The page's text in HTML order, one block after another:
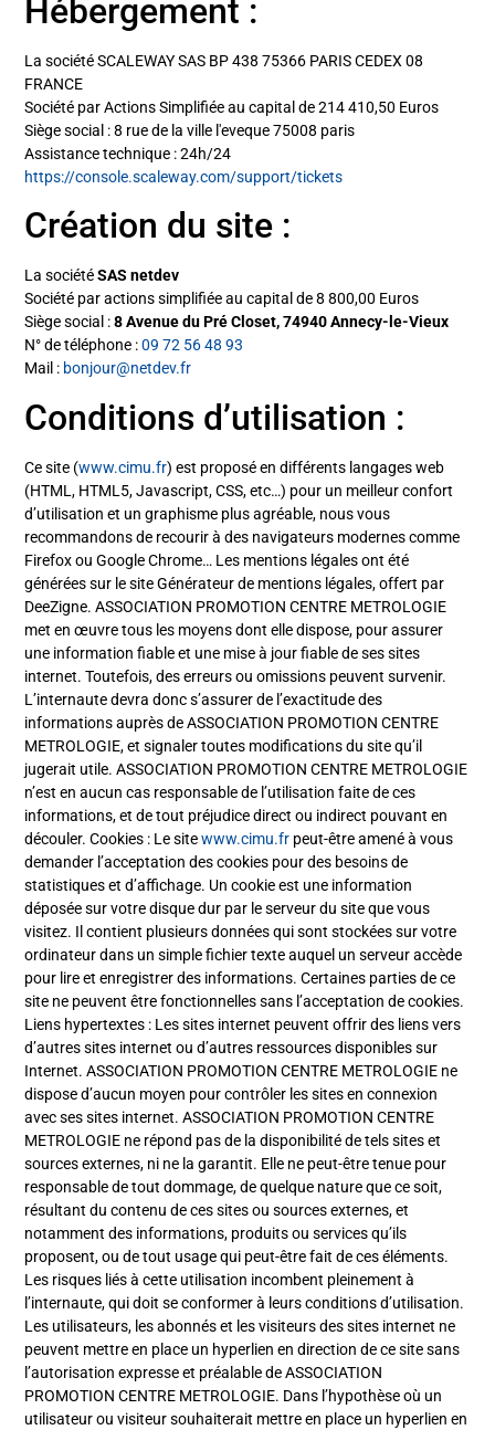
Hébergement :
La société SCALEWAY SAS BP 438 75366 PARIS CEDEX 08
FRANCE
Société par Actions Simplifiée au capital de 214 410,50 Euros
Siège social : 8 rue de la ville l'eveque 75008 paris
Assistance technique : 24h/24
https://console.scaleway.com/support/tickets
Création du site :
La sociétéSAS netdev
Société par actions simplifiée au capital de 8 800,00 Euros
Siège social :8 Avenue du Pré Closet, 74940 Annecy-le-Vieux
N° de téléphone :09 72 56 48 93
Mail : bonjour@netdev.fr
Conditions d’utilisation :
Ce site (www.cimu.fr) est proposé en différents langages web
(HTML, HTML5, Javascript, CSS, etc…) pour un meilleur confort
d’utilisation et un graphisme plus agréable, nous vous
recommandons de recourir à des navigateurs modernes comme
Firefox ou Google Chrome… Les mentions légales ont été
générées sur le site Générateur de mentions légales, offert par
DeeZigne. ASSOCIATION PROMOTION CENTRE METROLOGIE
met en œuvre tous les moyens dont elle dispose, pour assurer
une information fiable et une mise à jour fiable de ses sites
internet. Toutefois, des erreurs ou omissions peuvent survenir.
L’internaute devra donc s’assurer de l’exactitude des
informations auprès de ASSOCIATION PROMOTION CENTRE
METROLOGIE, et signaler toutes modifications du site qu’il
jugerait utile. ASSOCIATION PROMOTION CENTRE METROLOGIE
n’est en aucun cas responsable de l’utilisation faite de ces
informations, et de tout préjudice direct ou indirect pouvant en
découler. Cookies : Le sitewww.cimu.fr peut-être amené à vous
demander l’acceptation des cookies pour des besoins de
statistiques et d’affichage. Un cookie est une information
déposée sur votre disque dur par le serveur du site que vous
visitez. Il contient plusieurs données qui sont stockées sur votre
ordinateur dans un simple fichier texte auquel un serveur accède
pour lire et enregistrer des informations. Certaines parties de ce
site ne peuvent être fonctionnelles sans l’acceptation de cookies.
Liens hypertextes : Les sites internet peuvent offrir des liens vers
d’autres sites internet ou d’autres ressources disponibles sur
Internet. ASSOCIATION PROMOTION CENTRE METROLOGIE ne
dispose d’aucun moyen pour contrôler les sites en connexion
avec ses sites internet. ASSOCIATION PROMOTION CENTRE
METROLOGIE ne répond pas de la disponibilité de tels sites et
sources externes, ni ne la garantit. Elle ne peut-être tenue pour
responsable de tout dommage, de quelque nature que ce soit,
résultant du contenu de ces sites ou sources externes, et
notamment des informations, produits ou services qu’ils
proposent, ou de tout usage qui peut-être fait de ces éléments.
Les risques liés à cette utilisation incombent pleinement à
l’internaute, qui doit se conformer à leurs conditions d’utilisation.
Les utilisateurs, les abonnés et les visiteurs des sites internet ne
peuvent mettre en place un hyperlien en direction de ce site sans
l’autorisation expresse et préalable de ASSOCIATION
PROMOTION CENTRE METROLOGIE. Dans l’hypothèse où un
utilisateur ou visiteur souhaiterait mettre en place un hyperlien en